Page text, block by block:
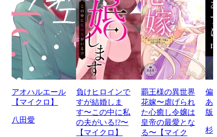
アオハルエール
【マイクロ】
八田愛
負けヒロインで
すが結婚しま
す〜この中に私
の夫がいる!?〜
【マイクロ】
覇王様の異世界
花嫁〜虐げられ
た心癒し令嬢は
皇帝の最愛とな
る〜【マイク
偏
あ
版
杉